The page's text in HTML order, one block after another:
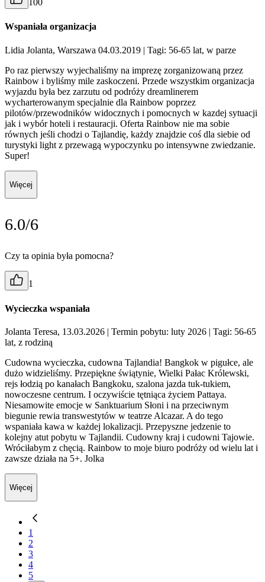
100
Wspaniała organizacja
Lidia Jolanta, Warszawa 04.03.2019 | Tagi: 56-65 lat, w parze
Po raz pierwszy wyjechaliśmy na imprezę zorganizowaną przez
Rainbow i byliśmy mile zaskoczeni. Przede wszystkim organizacja
wyjazdu była bez zarzutu od podróży dreamlinerem
wycharterowanym specjalnie dla Rainbow poprzez
pilotów/przewodników widocznych i pomocnych w kazdej sytuacji
jak i wybór hoteli i restauracji. Oferta Rainbow nie ma sobie
równych jeśli chodzi o Tajlandię, każdy znajdzie coś dla siebie od
turystyki light z przewagą wypoczynku po intensywne zwiedzanie.
Super!
Więcej
6.0/6
Czy ta opinia była pomocna?
1
Wycieczka wspaniała
Jolanta Teresa, 13.03.2026 | Termin pobytu: luty 2026 | Tagi: 56-65
lat, z rodziną
Cudowna wycieczka, cudowna Tajlandia! Bangkok w pigułce, ale
dużo widzieliśmy. Przepiękne świątynie, Wielki Pałac Królewski,
rejs łodzią po kanałach Bangkoku, szalona jazda tuk-tukiem,
nowoczesne centrum. I oczywiście tętniąca życiem Pattaya.
Niesamowite emocje w Sanktuarium Słoni i na przeciwnym
biegunie rewia transwestytów w teatrze Alcazar. A do tego
wspaniała kawa w każdej lokalizacji. Przepyszne jedzenie to
kolejny atut pobytu w Tajlandii. Cudowny kraj i cudowni Tajowie.
Wróciłabym z chęcią. Rainbow to moje biuro podróży od wielu lat i
zawsze działa na 5+. Jolka
Więcej
1
2
3
4
5